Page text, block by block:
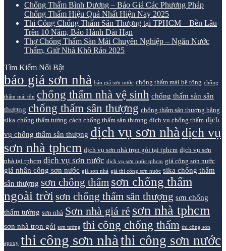
Chống Thấm Bình Dương – Báo Giá Các Phương Pháp
Chống Thấm Hiệu Quả Nhất Hiện Nay 2025
Thi Công Chống Thấm Sân Thượng tại TPHCM – Bền Lâu
Trên 10 Năm, Bảo Hành Dài Hạn
Thợ Chống Thấm Sàn Mái Chuyên Nghiệp – Ngăn Nước
Thấm, Giữ Nhà Khô Ráo 2025
Tìm Kiếm Nổi Bật
báo giá sơn nhà báo giá sơn nước chống thấm mái bê tông chống
thấm mái tôn chống thấm nhà vệ sinh chống thấm sàn sân
thượng chống thấm sân thượng chống thấm sân thượng bằng
sika chống thấm tường cách chống thấm sân thượng dịch vụ chống thấm dịch
vụ chống thấm sân thượng dịch vụ sơn nhà dịch vụ
sơn nhà tphcm dịch vụ sơn nhà trọn gói tại tphcm dịch vụ sơn
nhà tại tphcm dịch vụ sơn nước dịch vụ sơn nước tphcm giá công sơn nước
giá nhân công sơn nước giá sơn nhà giá thi công sơn nước sika chống thấm
sân thượng sơn chống thấm sơn chống thấm
ngoài trời sơn chống thấm sân thượng sơn chống
thấm tường sơn nhà Sơn nhà giá rẻ sơn nhà tphcm
sơn nhà trọn gói sơn tường thi công chống thấm thi công sơn
epoxy thi công sơn nhà thi công sơn nước